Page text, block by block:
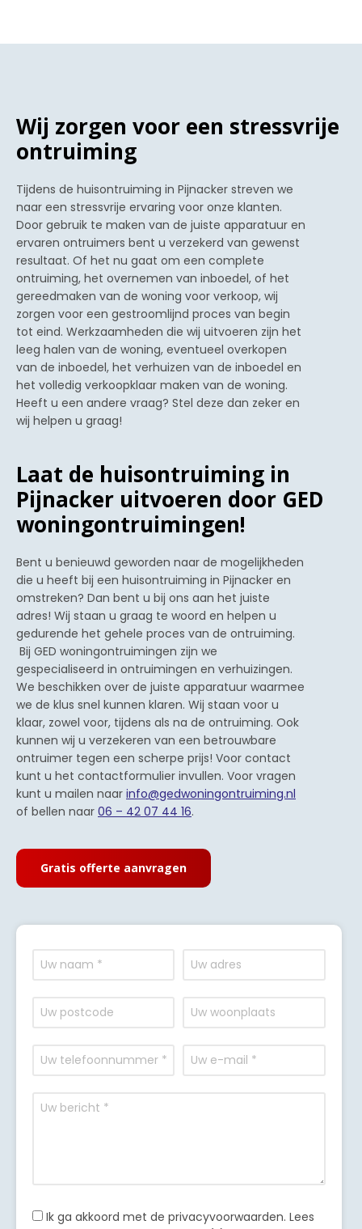
Wij zorgen voor een stressvrije
ontruiming
Tijdens de huisontruiming in Pijnacker streven we
naar een stressvrije ervaring voor onze klanten.
Door gebruik te maken van de juiste apparatuur en
ervaren ontruimers bent u verzekerd van gewenst
resultaat. Of het nu gaat om een complete
ontruiming, het overnemen van inboedel, of het
gereedmaken van de woning voor verkoop, wij
zorgen voor een gestroomlijnd proces van begin
tot eind. Werkzaamheden die wij uitvoeren zijn het
leeg halen van de woning, eventueel overkopen
van de inboedel, het verhuizen van de inboedel en
het volledig verkoopklaar maken van de woning.
Heeft u een andere vraag? Stel deze dan zeker en
wij helpen u graag!
Laat de huisontruiming in
Pijnacker uitvoeren door GED
woningontruimingen!
Bent u benieuwd geworden naar de mogelijkheden
die u heeft bij een huisontruiming in Pijnacker en
omstreken? Dan bent u bij ons aan het juiste
adres! Wij staan u graag te woord en helpen u
gedurende het gehele proces van de ontruiming.
Bij GED woningontruimingen zijn we
gespecialiseerd in ontruimingen en verhuizingen.
We beschikken over de juiste apparatuur waarmee
we de klus snel kunnen klaren. Wij staan voor u
klaar, zowel voor, tijdens als na de ontruiming. Ook
kunnen wij u verzekeren van een betrouwbare
ontruimer tegen een scherpe prijs! Voor contact
kunt u het contactformulier invullen. Voor vragen
kunt u mailen naar info@gedwoningontruiming.nl
of bellen naar 06 – 42 07 44 16.
Gratis offerte aanvragen
Ik ga akkoord met de privacyvoorwaarden. Lees